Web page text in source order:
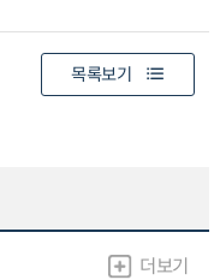
목록보기
더보기